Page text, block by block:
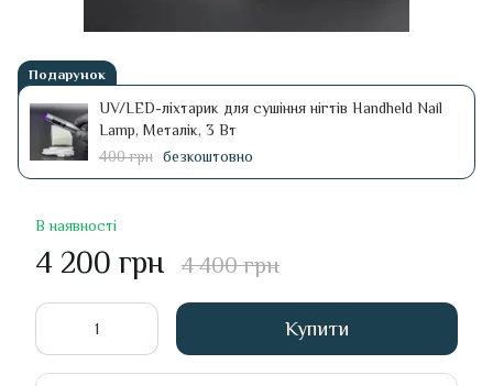
Подарунок
UV/LED-ліхтарик для сушіння нігтів Handheld Nail
Lamp, Металік, 3 Вт
400 грн безкоштовно
В наявності
4 200 грн 4 400 грн
Купити